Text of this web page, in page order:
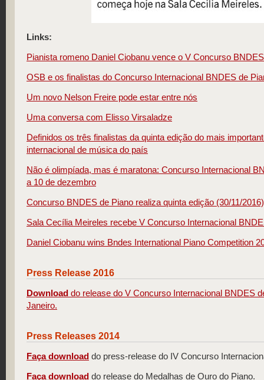
Links:
Pianista romeno Daniel Ciobanu vence o V Concurso
OSB e os finalistas do Concurso Internacional BNDES de
Um novo Nelson Freire pode estar entre nós
Uma conversa com Elisso Virsaladze
Definidos os três finalistas da quinta edição do mais
internacional de música do país
Não é olimpíada, mas é maratona: Concurso Internacional
a 10 de dezembro
Concurso BNDES de Piano realiza quinta edição (30/11/2016)
Sala Cecília Meireles recebe V Concurso Internacional
Daniel Ciobanu wins Bndes International Piano Competition
Press Release 2016
Download do release do V Concurso Internacional BNDES
Janeiro.
Press Releases 2014
Faça download do press-release do IV Concurso
Faça download do release do Medalhas de Ouro do Piano.